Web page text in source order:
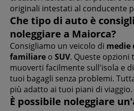
originali intestati al conducente
Che tipo di auto è
noleggiare a Maiorca?
Consigliamo un veicolo di medie
familiare o SUV. Queste
muoverti facilmente sull'isola e
tuoi bagagli senza problemi.
più adatto ai tuoi piani di viaggio.
È possibile noleggiare